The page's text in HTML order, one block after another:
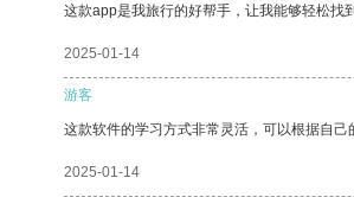
这款app是我旅行的好帮手，让我能够轻松找
2025-01-14
游客
这款软件的学习方式非常灵活，可以根据自己
2025-01-14